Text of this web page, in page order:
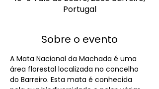
Portugal
Sobre o evento
A Mata Nacional da Machada é uma
área florestal localizada no concelho
do Barreiro. Esta mata é conhecida